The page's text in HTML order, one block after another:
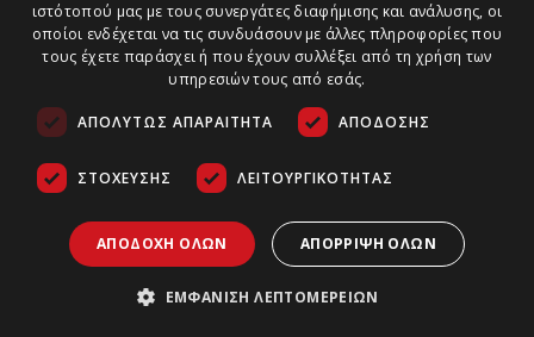
ιστότοπού μας με τους συνεργάτες διαφήμισης και ανάλυσης, οι
οποίοι ενδέχεται να τις συνδυάσουν με άλλες πληροφορίες που
τους έχετε παράσχει ή που έχουν συλλέξει από τη χρήση των
υπηρεσιών τους από εσάς.
ΑΠΟΛΎΤΩΣ ΑΠΑΡΑΊΤΗΤΑ ΑΠΌΔΟΣΗΣ
ΣΤΌΧΕΥΣΗΣ ΛΕΙΤΟΥΡΓΙΚΌΤΗΤΑΣ
ΑΠΟΔΟΧΉ ΌΛΩΝ ΑΠΌΡΡΙΨΗ ΌΛΩΝ
ΕΜΦΆΝΙΣΗ ΛΕΠΤΟΜΕΡΕΙΏΝ